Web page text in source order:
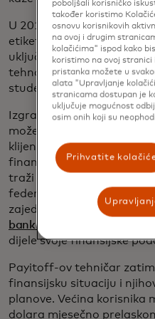
U 2017. godini pokrenuo
etiketom koje bankama i
uključujući Earnest,
tehnologiju koja pomaže
studentskim kreditima i
Izgrađen na tehnologiji
može ugraditi u fintech i
klijentima pružio 360-
finansijskog profila.
traži da unesu svoj broj
federalne i privatne
zajedno sa svim ostalim
bankarstva
, što
dijele svoje finansijske
Payitoff-ov tehničar
finansijsku situaciju i
planove. Većina korisnika
dolara mjesečno
poboljšali korisničko
također koristimo
osnovu korisnikovih
na ovoj i drugim
kolačićima" ispod kako
koristimo na ovoj stranici
pristanka možete u
alata "Upravljanje
stranicama dostupan je
uključuje mogućnost
osim onih koji su
Prihvatite